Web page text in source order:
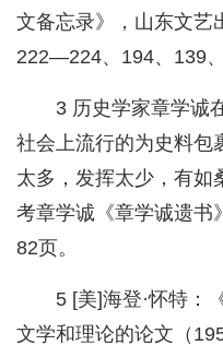
文备忘录》，山东文艺
222—224、194、139、
3 历史学家章学诚
社会上流行的为史料包
太多，发挥太少，有如
考章学诚《章学诚遗书
82页。
5 [美]海登·怀特：
文学和理论的论文（